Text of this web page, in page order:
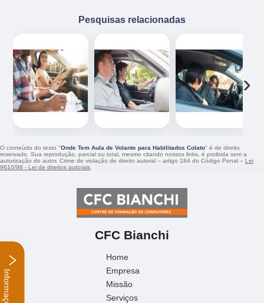
Pesquisas relacionadas
‹ ›
O conteúdo do texto "Onde Tem Aula de Volante para Habilitados Colato" é de direito
reservado. Sua reprodução, parcial ou total, mesmo citando nossos links, é proibida sem a
autorização do autor. Crime de violação de direito autoral – artigo 184 do Código Penal – Lei
9610/98 - Lei de direitos autorais
CFC Bianchi
Home
Empresa
Missão
Serviços
Informações